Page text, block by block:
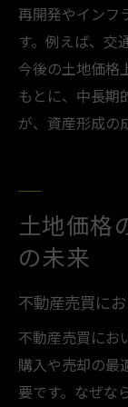
再開発やインフ
す。例えば、交
今後の土地価格
もとに、中長期
が、資産形成の
土地価格
の未来
不動産売買に
不動産売買にお
購入や売却の最
要です。なぜな